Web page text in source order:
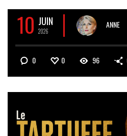
10 JUIN
2026
ANNE
0 0 96